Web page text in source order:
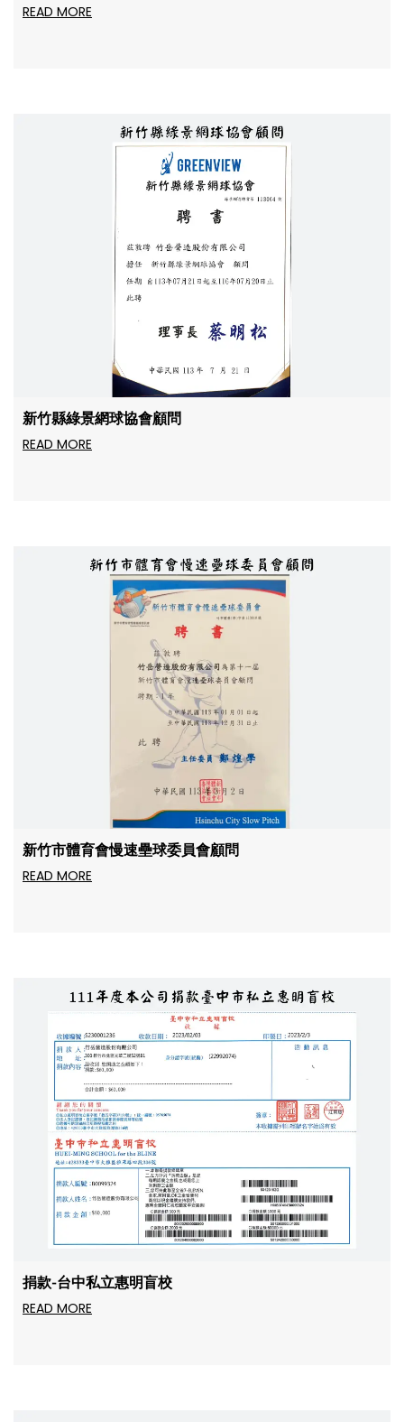
READ MORE
新竹縣綠景網球協會顧問
READ MORE
新竹市體育會慢速壘球委員會顧問
READ MORE
捐款-台中私立惠明盲校
READ MORE